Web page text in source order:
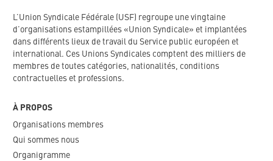
L’Union Syndicale Fédérale (USF) regroupe une vingtaine
d’organisations estampillées «Union Syndicale» et implantées
dans différents lieux de travail du Service public européen et
international. Ces Unions Syndicales comptent des milliers de
membres de toutes catégories, nationalités, conditions
contractuelles et professions.
À PROPOS
Organisations membres
Qui sommes nous
Organigramme​